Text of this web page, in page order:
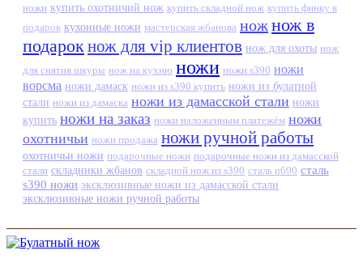
ножи купить охотничий нож купить складной нож купить финку в
подарок кухонные ножи мастерская жбанова ножнож в
подарок нож для vip клиентов нож для охоты нож
для снятия шкуры нож на кухню ножи ножи s390 ножи
ворсма ножи дамаск ножи из s390 купить ножи из булатной
стали ножи из дамаска ножи из дамасской стали ножи
купить ножи на заказ ножи наложенным платежём ножи
охотничьи ножи продажа ножи ручной работы
охотничьи ножи подарочные ножи подарочные ножи из дамасской
стали складники жбанов складной нож из s390 сталь n690 сталь
s390 ножи эксклюзивные ножи из дамасской стали
эксклюзивные ножи ручной работы